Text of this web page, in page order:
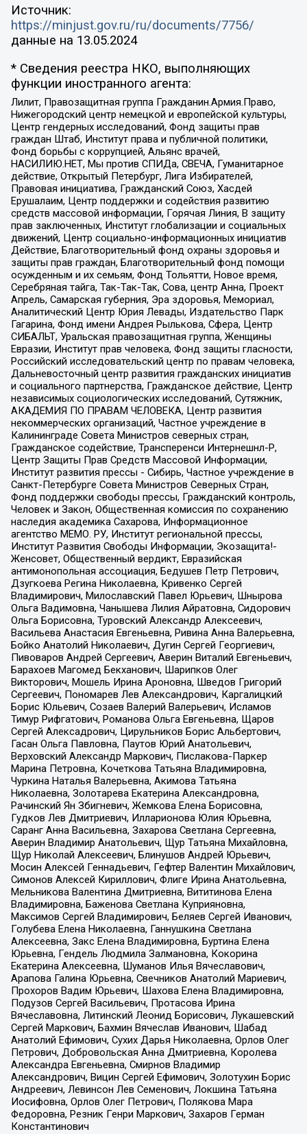
Источник:
https://minjust.gov.ru/ru/documents/7756/
данные на 13.05.2024
* Сведения реестра НКО, выполняющих
функции иностранного агента:
Лилит, Правозащитная группа Гражданин.Армия.Право,
Нижегородский центр немецкой и европейской культуры,
Центр гендерных исследований, Фонд защиты прав
граждан Штаб, Институт права и публичной политики,
Фонд борьбы с коррупцией, Альянс врачей,
НАСИЛИЮ.НЕТ, Мы против СПИДа, СВЕЧА, Гуманитарное
действие, Открытый Петербург, Лига Избирателей,
Правовая инициатива, Гражданский Союз, Хасдей
Ерушалаим, Центр поддержки и содействия развитию
средств массовой информации, Горячая Линия, В защиту
прав заключенных, Институт глобализации и социальных
движений, Центр социально-информационных инициатив
Действие, Благотворительный фонд охраны здоровья и
защиты прав граждан, Благотворительный фонд помощи
осужденным и их семьям, Фонд Тольятти, Новое время,
Серебряная тайга, Так-Так-Так, Сова, центр Анна, Проект
Апрель, Самарская губерния, Эра здоровья, Мемориал,
Аналитический Центр Юрия Левады, Издательство Парк
Гагарина, Фонд имени Андрея Рылькова, Сфера, Центр
СИБАЛЬТ, Уральская правозащитная группа, Женщины
Евразии, Институт прав человека, Фонд защиты гласности,
Российский исследовательский центр по правам человека,
Дальневосточный центр развития гражданских инициатив
и социального партнерства, Гражданское действие, Центр
независимых социологических исследований, Сутяжник,
АКАДЕМИЯ ПО ПРАВАМ ЧЕЛОВЕКА, Центр развития
некоммерческих организаций, Частное учреждение в
Калининграде Совета Министров северных стран,
Гражданское содействие, Трансперенси Интернешнл-Р,
Центр Защиты Прав Средств Массовой Информации,
Институт развития прессы - Сибирь, Частное учреждение в
Санкт-Петербурге Совета Министров Северных Стран,
Фонд поддержки свободы прессы, Гражданский контроль,
Человек и Закон, Общественная комиссия по сохранению
наследия академика Сахарова, Информационное
агентство МЕМО. РУ, Институт региональной прессы,
Институт Развития Свободы Информации, Экозащита!-
Женсовет, Общественный вердикт, Евразийская
антимонопольная ассоциация, Бедушев Петр Петрович,
Дзугкоева Регина Николаевна, Кривенко Сергей
Владимирович, Милославский Павел Юрьевич, Шнырова
Ольга Вадимовна, Чанышева Лилия Айратовна, Сидорович
Ольга Борисовна, Туровский Александр Алексеевич,
Васильева Анастасия Евгеньевна, Ривина Анна Валерьевна,
Бойко Анатолий Николаевич, Дугин Сергей Георгиевич,
Пивоваров Андрей Сергеевич, Аверин Виталий Евгеньевич,
Барахоев Магомед Бекханович, Шарипков Олег
Викторович, Мошель Ирина Ароновна, Шведов Григорий
Сергеевич, Пономарев Лев Александрович, Каргалицкий
Борис Юльевич, Созаев Валерий Валерьевич, Исламов
Тимур Рифгатович, Романова Ольга Евгеньевна, Щаров
Сергей Алексадрович, Цирульников Борис Альбертович,
Гасан Ольга Павловна, Паутов Юрий Анатольевич,
Верховский Александр Маркович, Пислакова-Паркер
Марина Петровна, Кочеткова Татьяна Владимировна,
Чуркина Наталья Валерьевна, Акимова Татьяна
Николаевна, Золотарева Екатерина Александровна,
Рачинский Ян Збигневич, Жемкова Елена Борисовна,
Гудков Лев Дмитриевич, Илларионова Юлия Юрьевна,
Саранг Анна Васильевна, Захарова Светлана Сергеевна,
Аверин Владимир Анатольевич, Щур Татьяна Михайловна,
Щур Николай Алексеевич, Блинушов Андрей Юрьевич,
Мосин Алексей Геннадьевич, Гефтер Валентин Михайлович,
Симонов Алексей Кириллович, Флиге Ирина Анатольевна,
Мельникова Валентина Дмитриевна, Вититинова Елена
Владимировна, Баженова Светлана Куприяновна,
Максимов Сергей Владимирович, Беляев Сергей Иванович,
Голубева Елена Николаевна, Ганнушкина Светлана
Алексеевна, Закс Елена Владимировна, Буртина Елена
Юрьевна, Гендель Людмила Залмановна, Кокорина
Екатерина Алексеевна, Шуманов Илья Вячеславович,
Арапова Галина Юрьевна, Свечников Анатолий Мариевич,
Прохоров Вадим Юрьевич, Шахова Елена Владимировна,
Подузов Сергей Васильевич, Протасова Ирина
Вячеславовна, Литинский Леонид Борисович, Лукашевский
Сергей Маркович, Бахмин Вячеслав Иванович, Шабад
Анатолий Ефимович, Сухих Дарья Николаевна, Орлов Олег
Петрович, Добровольская Анна Дмитриевна, Королева
Александра Евгеньевна, Смирнов Владимир
Александрович, Вицин Сергей Ефимович, Золотухин Борис
Андреевич, Левинсон Лев Семенович, Локшина Татьяна
Иосифовна, Орлов Олег Петрович, Полякова Мара
Федоровна, Резник Генри Маркович, Захаров Герман
Константинович